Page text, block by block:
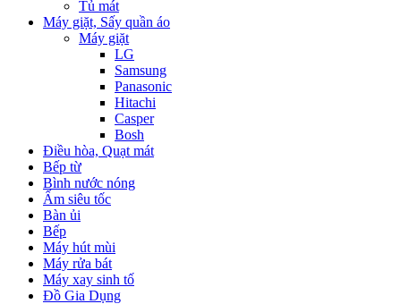
Tủ mát
Máy giặt, Sấy quần áo
Máy giặt
LG
Samsung
Panasonic
Hitachi
Casper
Bosh
Điều hòa, Quạt mát
Bếp từ
Bình nước nóng
Ấm siêu tốc
Bàn ủi
Bếp
Máy hút mùi
Máy rửa bát
Máy xay sinh tố
Đồ Gia Dụng